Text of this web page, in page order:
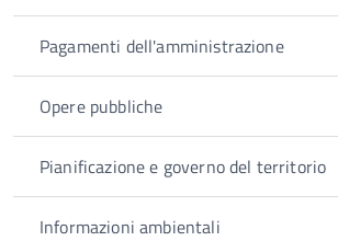
Pagamenti dell'amministrazione
Opere pubbliche
Pianificazione e governo del territorio
Informazioni ambientali